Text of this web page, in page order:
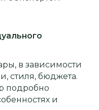
в зависимости
стиля, бюджета.
подробно
и